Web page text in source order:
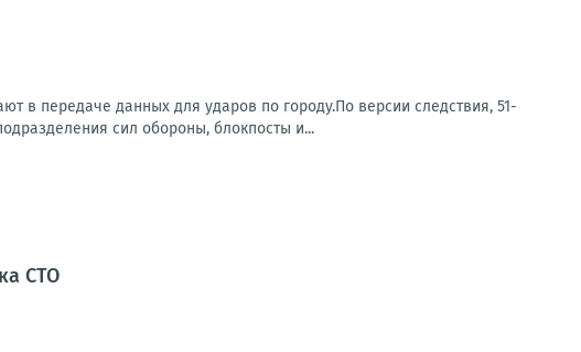
в передаче данных для ударов по городу.По версии следствия, 51-
сил обороны, блокпосты и...
СТО